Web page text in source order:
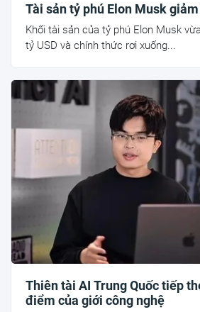
Tài sản tỷ phú Elon Musk
Khối tài sản của tỷ phú Elon Musk
tỷ USD và chính thức rơi xuống...
Thiên tài AI Trung Quốc tiếp
điểm của giới công nghệ